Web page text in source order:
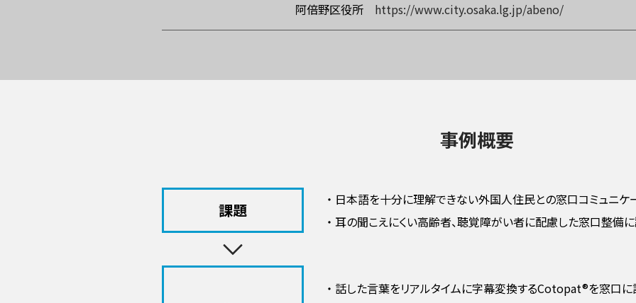
阿倍野区役所 https://www.city.osaka.lg.jp/abeno/
事例概要
課題
・ 日本語を十分に理解できない外国人住民との窓口コミュニケ
・ 耳の聞こえにくい高齢者、聴覚障がい者に配慮した窓口整備
・ 話した言葉をリアルタイムに字幕変換するCotopat®を窓口に